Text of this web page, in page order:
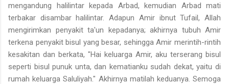
mengandung halilintar kepada Arbad, kemudian Arbad mati
terbakar disambar halilintar. Adapun Amir ibnut Tufail, Allah
mengirimkan penyakit ta'un kepadanya; akhirnya tubuh Amir
terkena penyakit bisul yang besar, sehingga Amir merintih-rintih
kesakitan dan berkata, "Hai keluarga Amir, aku terserang bisul
seperti bisul punuk unta, dan kematianku sudah dekat, yaitu di
rumah keluarga Saluliyah." Akhirnya matilah keduanya. Semoga